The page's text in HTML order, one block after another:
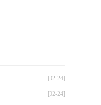
[02-24]
[02-24]